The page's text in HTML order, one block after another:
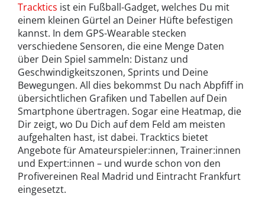
Tracktics ist ein Fußball-Gadget, welches Du mit
einem kleinen Gürtel an Deiner Hüfte befestigen
kannst. In dem GPS-Wearable stecken
verschiedene Sensoren, die eine Menge Daten
über Dein Spiel sammeln: Distanz und
Geschwindigkeitszonen, Sprints und Deine
Bewegungen. All dies bekommst Du nach Abpfiff in
übersichtlichen Grafiken und Tabellen auf Dein
Smartphone übertragen. Sogar eine Heatmap, die
Dir zeigt, wo Du Dich auf dem Feld am meisten
aufgehalten hast, ist dabei. Tracktics bietet
Angebote für Amateurspieler:innen, Trainer:innen
und Expert:innen – und wurde schon von den
Profivereinen Real Madrid und Eintracht Frankfurt
eingesetzt.